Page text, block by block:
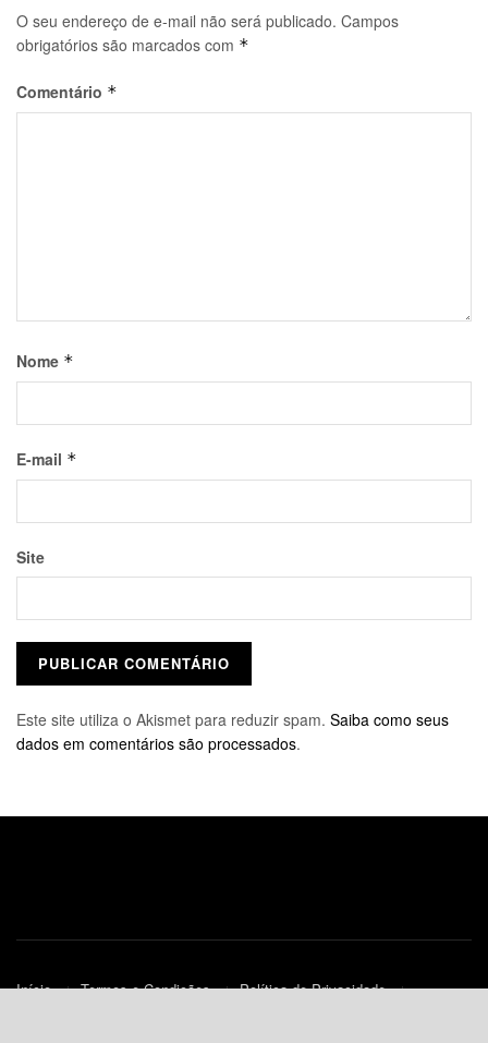
O seu endereço de e-mail não será publicado. Campos
obrigatórios são marcados com *
Comentário *
Nome *
E-mail *
Site
Este site utiliza o Akismet para reduzir spam. Saiba como seus
dados em comentários são processados.
Início Termos e Condições
Política de Privacidade